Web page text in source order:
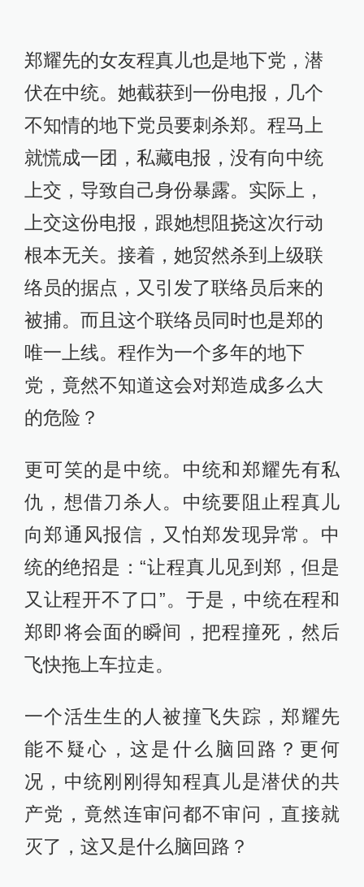
郑耀先的女友程真儿也是地下党，潜
伏在中统。她截获到一份电报，几个
不知情的地下党员要刺杀郑。程马上
就慌成一团，私藏电报，没有向中统
上交，导致自己身份暴露。实际上，
上交这份电报，跟她想阻挠这次行动
根本无关。接着，她贸然杀到上级联
络员的据点，又引发了联络员后来的
被捕。而且这个联络员同时也是郑的
唯一上线。程作为一个多年的地下
党，竟然不知道这会对郑造成多么大
的危险？
更可笑的是中统。中统和郑耀先有私
仇，想借刀杀人。中统要阻止程真儿
向郑通风报信，又怕郑发现异常。中
统的绝招是：“让程真儿见到郑，但是
又让程开不了口”。于是，中统在程和
郑即将会面的瞬间，把程撞死，然后
飞快拖上车拉走。
一个活生生的人被撞飞失踪，郑耀先
能不疑心，这是什么脑回路？更何
况，中统刚刚得知程真儿是潜伏的共
产党，竟然连审问都不审问，直接就
灭了，这又是什么脑回路？